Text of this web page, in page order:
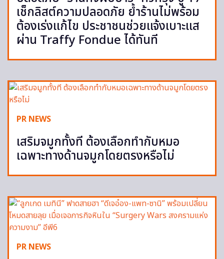
เช็กลิสต์ความปลอดภัย ย้ำร้านไม่พร้อม
ต้องเร่งแก้ไข ประชาชนช่วยแจ้งเบาะแส
ผ่าน Traffy Fondue ได้ทันที
PR NEWS
เสริมจมูกทั้งที ต้องเลือกทำกับหมอ
เฉพาะทางด้านจมูกโดยตรงหรือไม่
PR NEWS